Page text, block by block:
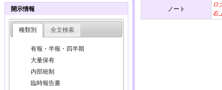
ノート
ロ
右
開示情報
種類別 全文検索
有報・半報・四半期
大量保有
内部統制
臨時報告書